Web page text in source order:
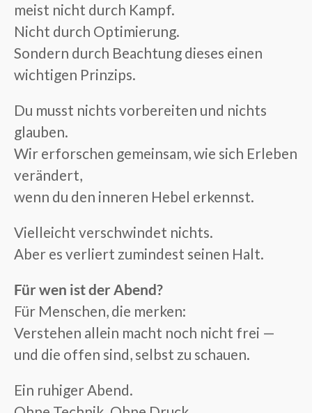
meist nicht durch Kampf.
Nicht durch Optimierung.
Sondern durch Beachtung dieses einen
wichtigen Prinzips.
Du musst nichts vorbereiten und nichts
glauben.
Wir erforschen gemeinsam, wie sich Erleben
verändert,
wenn du den inneren Hebel erkennst.
Vielleicht verschwindet nichts.
Aber es verliert zumindest seinen Halt.
Für wen ist der Abend?
Für Menschen, die merken:
Verstehen allein macht noch nicht frei —
und die offen sind, selbst zu schauen.
Ein ruhiger Abend.